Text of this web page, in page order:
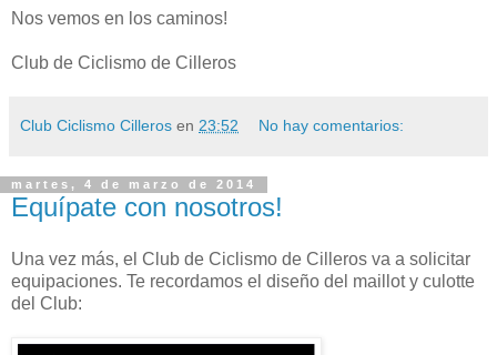
Nos vemos en los caminos!
Club de Ciclismo de Cilleros
Club Ciclismo Cilleros en 23:52 No hay comentarios:
martes, 4 de marzo de 2014
Equípate con nosotros!
Una vez más, el Club de Ciclismo de Cilleros va a solicitar
equipaciones. Te recordamos el diseño del maillot y culotte
del Club: